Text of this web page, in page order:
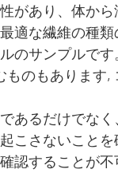
があり、体か
適な繊維の種
のサンプルで
ものもあります,
あるだけでな
こさないこと
認することが不